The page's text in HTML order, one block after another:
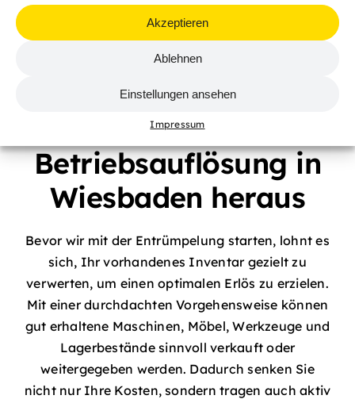
Akzeptieren
Ablehnen
Einstellungen ansehen
Impressum
So holen Sie das
Beste aus Ihrem
Inventar vor der
Betriebsauflösung in
Wiesbaden heraus
Bevor wir mit der Entrümpelung starten, lohnt es
sich, Ihr vorhandenes Inventar gezielt zu
verwerten, um einen optimalen Erlös zu erzielen.
Mit einer durchdachten Vorgehensweise können
gut erhaltene Maschinen, Möbel, Werkzeuge und
Lagerbestände sinnvoll verkauft oder
weitergegeben werden. Dadurch senken Sie
nicht nur Ihre Kosten, sondern tragen auch aktiv